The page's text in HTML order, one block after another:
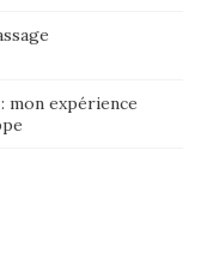
mon expérience